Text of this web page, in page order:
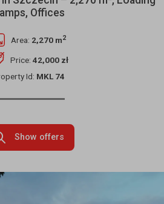
Offices
Area: 2,270 m2
Price: 42,000 zł
Id: MKL 74
Show offers